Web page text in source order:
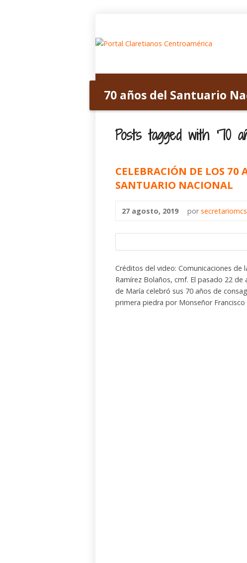
70 años del Santuario
Posts tagged with ’70
CELEBRACIÓN DE LOS 70
SANTUARIO NACIONAL
27 agosto, 2019 porsecretariomcs
Créditos del video: Comunicaciones de
Ramírez Bolaños, cmf. El pasado 22
de María celebró sus 70 años de
primera piedra por Monseñor